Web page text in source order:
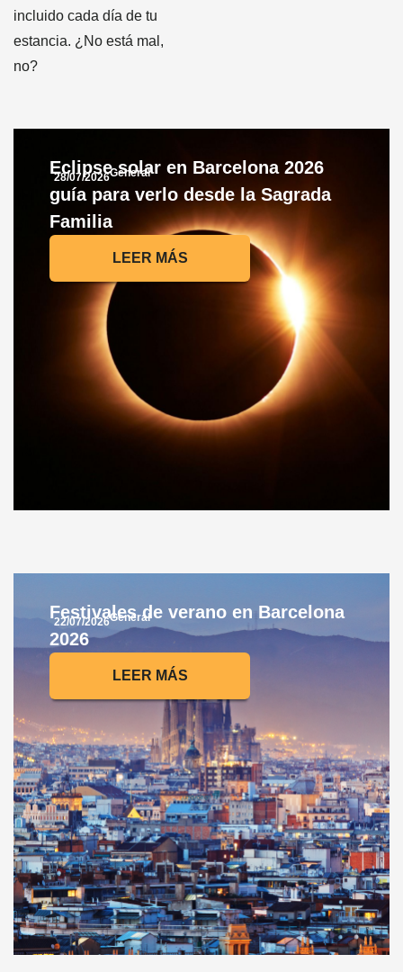
incluido cada día de tu
estancia. ¿No está mal,
no?
28/07/2026General
Eclipse solar en Barcelona 2026
guía para verlo desde la Sagrada
Familia
LEER MÁS
22/07/2026General
Festivales de verano en Barcelona
2026
LEER MÁS